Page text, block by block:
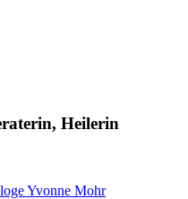
Heilerin
Yvonne Mohr